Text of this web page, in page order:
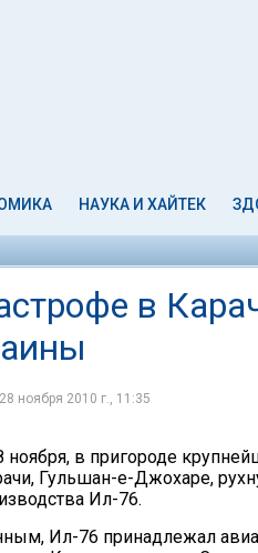
НАУКА И ХАЙТЕК
в
ноября 2010 г., 11:35
ноября, в пригороде
Гульшан-е-Джохаре,
Ил-76.
Ил-76 принадлежал